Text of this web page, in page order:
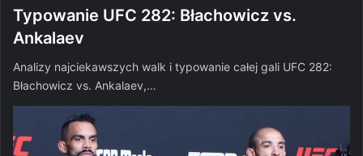
Typowanie UFC 282: Błachowicz vs.
Ankalaev
Analizy najciekawszych walk i typowanie całej gali UFC 282:
Błachowicz vs. Ankalaev,…